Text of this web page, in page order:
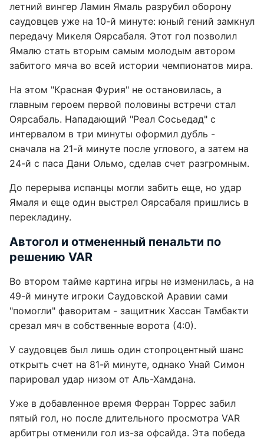
летний вингер Ламин Ямаль разрубил оборону
саудовцев уже на 10-й минуте: юный гений замкнул
передачу Микеля Оярсабаля. Этот гол позволил
Ямалю стать вторым самым молодым автором
забитого мяча во всей истории чемпионатов мира.
На этом "Красная Фурия" не остановилась, а
главным героем первой половины встречи стал
Оярсабаль. Нападающий "Реал Сосьедад" с
интервалом в три минуты оформил дубль -
сначала на 21-й минуте после углового, а затем на
24-й с паса Дани Ольмо, сделав счет разгромным.
До перерыва испанцы могли забить еще, но удар
Ямаля и еще один выстрел Оярсабаля пришлись в
перекладину.
Автогол и отмененный пенальти по
решению VAR
Во втором тайме картина игры не изменилась, а на
49-й минуте игроки Саудовской Аравии сами
"помогли" фаворитам - защитник Хассан Тамбакти
срезал мяч в собственные ворота (4:0).
У саудовцев был лишь один стопроцентный шанс
открыть счет на 81-й минуте, однако Унай Симон
парировал удар низом от Аль-Хамдана.
Уже в добавленное время Ферран Торрес забил
пятый гол, но после длительного просмотра VAR
арбитры отменили гол из-за офсайда. Эта победа